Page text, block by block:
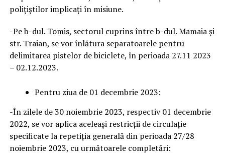
polițiștilor implicați în misiune.
-Pe b-dul. Tomis, sectorul cuprins între b-dul. Mamaia și
str. Traian, se vor înlătura separatoarele pentru
delimitarea pistelor de biciclete, în perioada 27.11 2023
– 02.12.2023.
Pentru ziua de 01 decembrie 2023:
-În zilele de 30 noiembrie 2023, respectiv 01 decembrie
2022, se vor aplica aceleași restricții de circulație
specificate la repetiția generală din perioada 27/28
noiembrie 2023, cu următoarele completări: